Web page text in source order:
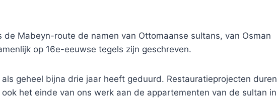
de Mabeyn-route de namen van Ottomaanse sultans, van Osman
op 16e-eeuwse tegels zijn geschreven.
geheel bijna drie jaar heeft geduurd. Restauratieprojecten duren
het einde van ons werk aan de appartementen van de sultan in